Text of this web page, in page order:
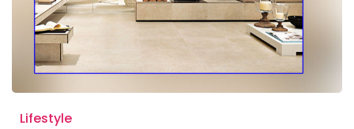
Lifestyle